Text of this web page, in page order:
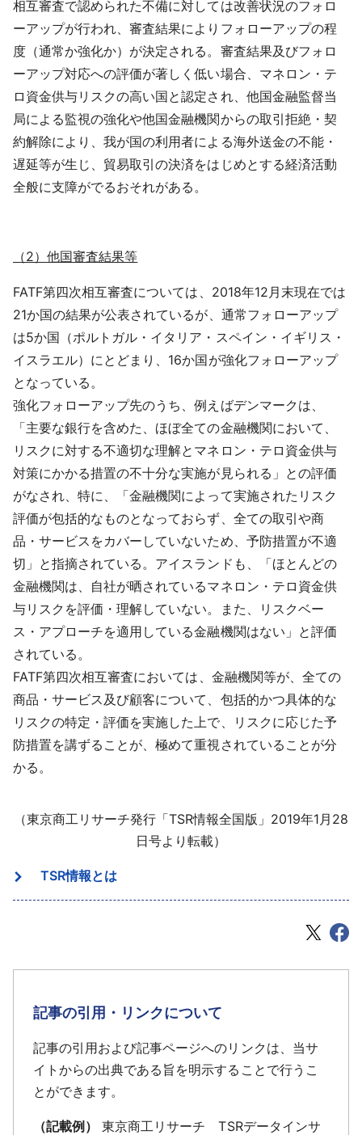
相互審査で認められた不備に対しては改善状況のフォロ
ーアップが行われ、審査結果によりフォローアップの程
度（通常か強化か）が決定される。審査結果及びフォロ
ーアップ対応への評価が著しく低い場合、マネロン・テ
ロ資金供与リスクの高い国と認定され、他国金融監督当
局による監視の強化や他国金融機関からの取引拒絶・契
約解除により、我が国の利用者による海外送金の不能・
遅延等が生じ、貿易取引の決済をはじめとする経済活動
全般に支障がでるおそれがある。
（2）他国審査結果等
FATF第四次相互審査については、2018年12月末現在では
21か国の結果が公表されているが、通常フォローアップ
は5か国（ポルトガル・イタリア・スペイン・イギリス・
イスラエル）にとどまり、16か国が強化フォローアップ
となっている。
強化フォローアップ先のうち、例えばデンマークは、
「主要な銀行を含めた、ほぼ全ての金融機関において、
リスクに対する不適切な理解とマネロン・テロ資金供与
対策にかかる措置の不十分な実施が見られる」との評価
がなされ、特に、「金融機関によって実施されたリスク
評価が包括的なものとなっておらず、全ての取引や商
品・サービスをカバーしていないため、予防措置が不適
切」と指摘されている。アイスランドも、「ほとんどの
金融機関は、自社が晒されているマネロン・テロ資金供
与リスクを評価・理解していない。また、リスクベー
ス・アプローチを適用している金融機関はない」と評価
されている。
FATF第四次相互審査においては、金融機関等が、全ての
商品・サービス及び顧客について、包括的かつ具体的な
リスクの特定・評価を実施した上で、リスクに応じた予
防措置を講ずることが、極めて重視されていることが分
かる。
（東京商工リサーチ発行「TSR情報全国版」2019年1月28
日号より転載）
TSR情報とは
記事の引用・リンクについて
記事の引用および記事ページへのリンクは、当サ
イトからの出典である旨を明示することで行うこ
とができます。
（記載例）
東京商工リサーチ TSRデータインサ